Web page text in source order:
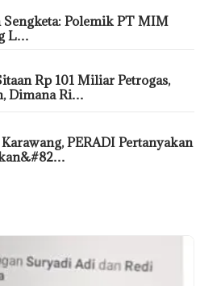
Sengketa: Polemik PT MIM
L…
Rp 101 Miliar Petrogas,
Dimana Ri…
Karawang, PERADI Pertanyakan